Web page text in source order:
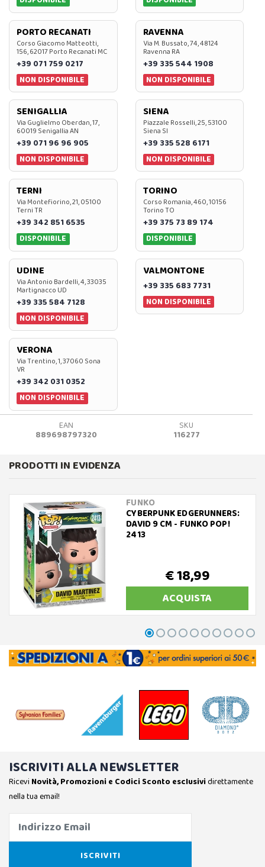
PORTO RECANATI
Corso Giacomo Matteotti,
156, 62017 Porto Recanati MC
+39 071 759 0217
NON DISPONIBILE
RAVENNA
Via M. Bussato, 74, 48124
Ravenna RA
+39 335 544 1908
NON DISPONIBILE
SENIGALLIA
Via Guglielmo Oberdan, 17,
60019 Senigallia AN
+39 071 96 96 905
NON DISPONIBILE
SIENA
Piazzale Rosselli, 25, 53100
Siena SI
+39 335 528 6171
NON DISPONIBILE
TERNI
Via Montefiorino, 21, 05100
Terni TR
+39 342 851 6535
DISPONIBILE
TORINO
Corso Romania, 460, 10156
Torino TO
+39 375 73 89 174
DISPONIBILE
UDINE
Via Antonio Bardelli, 4, 33035
Martignacco UD
+39 335 584 7128
NON DISPONIBILE
VALMONTONE
+39 335 683 7731
NON DISPONIBILE
VERONA
Via Trentino, 1, 37060 Sona
VR
+39 342 031 0352
NON DISPONIBILE
EAN
889698797320
SKU
116277
PRODOTTI IN EVIDENZA
FUNKO
CYBERPUNK EDGERUNNERS:
DAVID 9 CM - FUNKO POP!
2413
€ 18,99
ACQUISTA
ISCRIVITI ALLA NEWSLETTER
Ricevi Novità, Promozioni e Codici Sconto esclusividirettamente
nella tua email!